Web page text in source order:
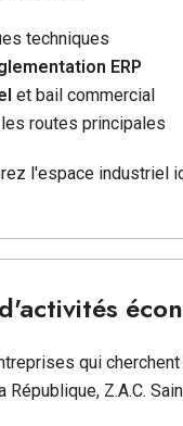
techniques
ERP
et bail commercial
routes principales
l'espace industriel
qui
Z.A.C.